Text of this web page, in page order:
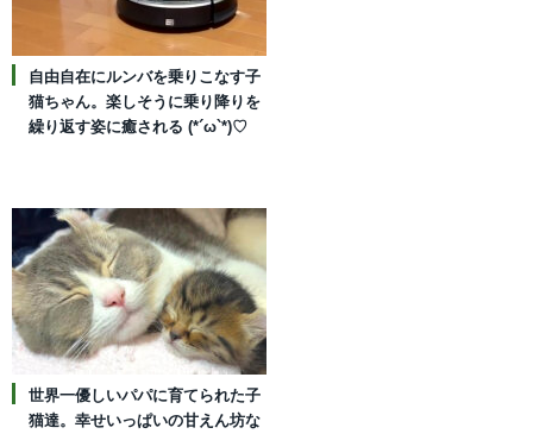
自由自在にルンバを乗りこなす子
猫ちゃん。楽しそうに乗り降りを
繰り返す姿に癒される (*´ω`*)♡
世界一優しいパパに育てられた子
猫達。幸せいっぱいの甘えん坊な